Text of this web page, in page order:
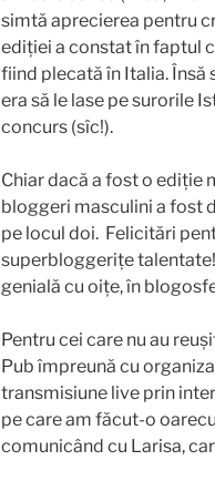
simtă aprecierea pentru
ediției a constat în faptul
fiind plecată în Italia. Însă
era să le lase pe surorile
concurs (sîc!).
Chiar dacă a fost o ediție
bloggeri masculini a fost
pe locul doi. Felicitări
superbloggerițe
genială cu oițe, în
Pentru cei care nu au
Pub împreună cu
transmisiune live prin
pe care am făcut-o
comunicând cu Larisa,